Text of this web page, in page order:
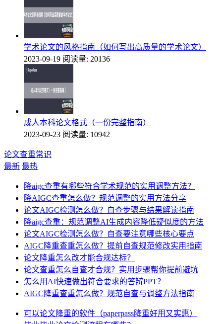
学术论文的风格指南（如何写出高质量的学术论文）
2023-09-19 阅读量: 20136
成人本科论文格式（一份完整指南）
2023-09-23 阅读量: 10942
论文查重常识
最新 最热
降aigc查重有哪些符合学术规范的实用调整方法？
降AIGC查重怎么做？规范调整的实用方法分享
论文AIGC检测怎么做？自查步骤与结果解读指南
降aigc查重：规范调整AI生成内容降低疑似度的方法
论文AIGC检测怎么做？自查要注意哪些核心要点
AIGC降重查重怎么做？提前自查规范修改实用指南
论文降重怎么改才能合规达标？
论文查重怎么自查才合规？实用步骤帮你提前避坑
怎么用AI快速做出符合要求的答辩PPT？
AIGC降重查重怎么做？规范自查与调整方法指南
可以论文降重的软件（paperpass降重好用又实惠）